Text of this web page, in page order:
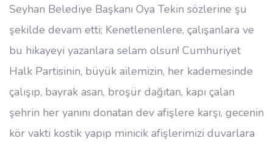
Seyhan Belediye Başkanı Oya Tekin sözlerine şu
şekilde devam etti; Kenetlenenlere, çalışanlara ve
bu hikayeyi yazanlara selam olsun! Cumhuriyet
Halk Partisinin, büyük ailemizin, her kademesinde
çalışıp, bayrak asan, broşür dağıtan, kapı çalan
şehrin her yanını donatan dev afişlere karşı, gecenin
kör vakti kostik yapıp minicik afişlerimizi duvarlara